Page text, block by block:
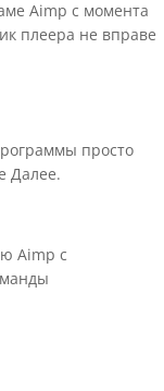
Aimp с момента
плеера не вправе
просто
Далее.
Aimp с